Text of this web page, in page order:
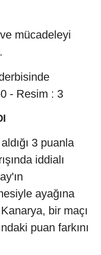
mücadeleyi
3 puanla
iddialı
ayağına
bir maçı
puan farkını